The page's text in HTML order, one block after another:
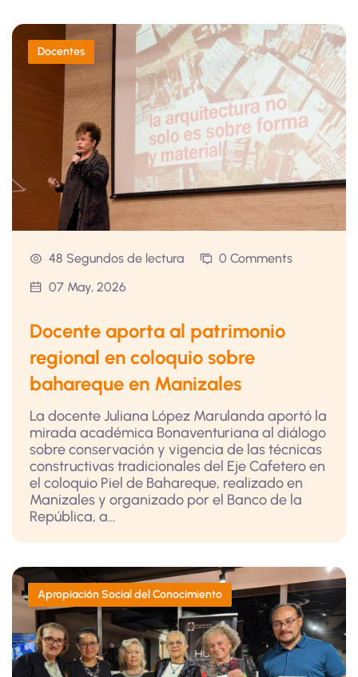
Docentes
48 Segundos de lectura
0 Comments
07 May, 2026
Docente aporta al patrimonio
regional en coloquio sobre
bahareque en Manizales
La docente Juliana López Marulanda aportó la
mirada académica Bonaventuriana al diálogo
sobre conservación y vigencia de las técnicas
constructivas tradicionales del Eje Cafetero en
el coloquio Piel de Bahareque, realizado en
Manizales y organizado por el Banco de la
República, a...
Apropiación Social del Conocimiento